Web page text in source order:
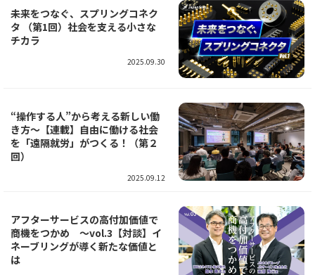
未来をつなぐ、スプリングコネク
タ （第1回）社会を支える小さな
チカラ
2025.09.30
“操作する人”から考える新しい働
き方～【連載】自由に働ける社会
を「遠隔就労」がつくる！（第２
回）
2025.09.12
アフターサービスの高付加価値で
商機をつかめ ～vol.3【対談】イ
ネーブリングが導く新たな価値と
は